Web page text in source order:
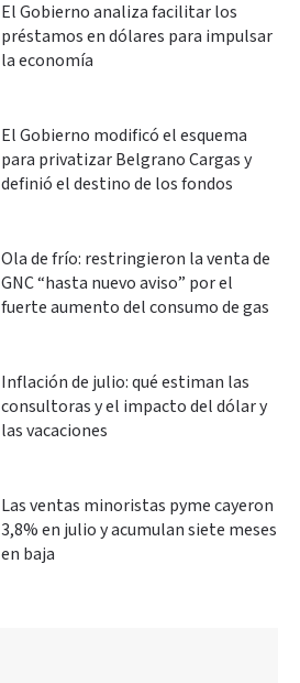
El Gobierno analiza facilitar los
préstamos en dólares para impulsar
la economía
El Gobierno modificó el esquema
para privatizar Belgrano Cargas y
definió el destino de los fondos
Ola de frío: restringieron la venta de
GNC “hasta nuevo aviso” por el
fuerte aumento del consumo de gas
Inflación de julio: qué estiman las
consultoras y el impacto del dólar y
las vacaciones
Las ventas minoristas pyme cayeron
3,8% en julio y acumulan siete meses
en baja